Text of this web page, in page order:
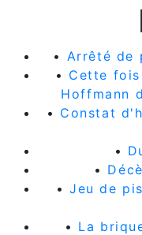
• Arrêté de
• Cette
Hoffmann
• Constat
•
•
•Jeu de
• La